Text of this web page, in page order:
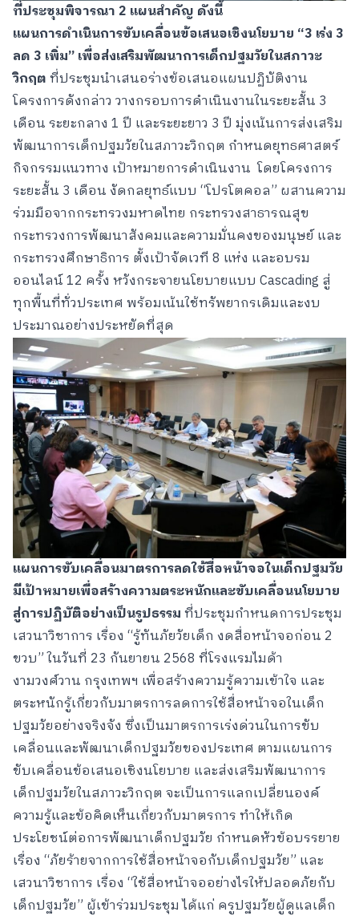
ที่ประชุมพิจารณา 2 แผนสำคัญ ดังนี้
แผนการดำเนินการขับเคลื่อนข้อเสนอเชิงนโยบาย “3 เร่ง 3
ลด 3 เพิ่ม” เพื่อส่งเสริมพัฒนาการเด็กปฐมวัยในสภาวะ
วิกฤตที่ประชุมนำเสนอร่างข้อเสนอแผนปฏิบัติงาน
โครงการดังกล่าว วางกรอบการดำเนินงานในระยะสั้น 3
เดือน ระยะกลาง 1 ปี และระยะยาว 3 ปี มุ่งเน้นการส่งเสริม
พัฒนาการเด็กปฐมวัยในสภาวะวิกฤต กำหนดยุทธศาสตร์
กิจกรรมแนวทาง เป้าหมายการดำเนินงาน โดยโครงการ
ระยะสั้น 3 เดือน งัดกลยุทธ์แบบ “โปรโตคอล” ผสานความ
ร่วมมือจากกระทรวงมหาดไทย กระทรวงสาธารณสุข
กระทรวงการพัฒนาสังคมและความมั่นคงของมนุษย์ และ
กระทรวงศึกษาธิการ ตั้งเป้าจัดเวที 8 แห่ง และอบรม
ออนไลน์ 12 ครั้ง หวังกระจายนโยบายแบบ Cascading สู่
ทุกพื้นที่ทั่วประเทศ พร้อมเน้นใช้ทรัพยากรเดิมและงบ
ประมาณอย่างประหยัดที่สุด
แผนการขับเคลื่อนมาตรการลดใช้สื่อหน้าจอในเด็กปฐมวัย
มีเป้าหมายเพื่อสร้างความตระหนักและขับเคลื่อนนโยบาย
สู่การปฏิบัติอย่างเป็นรูปธรรมที่ประชุมกำหนดการประชุม
เสวนาวิชาการ เรื่อง “รู้ทันภัยวัยเด็ก งดสื่อหน้าจอก่อน 2
ขวบ” ในวันที่ 23 กันยายน 2568 ที่โรงแรมไมด้า
งามวงศ์วาน กรุงเทพฯ เพื่อสร้างความรู้ความเข้าใจ และ
ตระหนักรู้เกี่ยวกับมาตรการลดการใช้สื่อหน้าจอในเด็ก
ปฐมวัยอย่างจริงจัง ซึ่งเป็นมาตรการเร่งด่วนในการขับ
เคลื่อนและพัฒนาเด็กปฐมวัยของประเทศ ตามแผนการ
ขับเคลื่อนข้อเสนอเชิงนโยบาย และส่งเสริมพัฒนาการ
เด็กปฐมวัยในสภาวะวิกฤต จะเป็นการแลกเปลี่ยนองค์
ความรู้และข้อคิดเห็นเกี่ยวกับมาตรการ ทำให้เกิด
ประโยชน์ต่อการพัฒนาเด็กปฐมวัย กำหนดหัวข้อบรรยาย
เรื่อง “ภัยร้ายจากการใช้สื่อหน้าจอกับเด็กปฐมวัย” และ
เสวนาวิชาการ เรื่อง “ใช้สื่อหน้าจออย่างไรให้ปลอดภัยกับ
เด็กปฐมวัย” ผู้เข้าร่วมประชุม ได้แก่ ครูปฐมวัยผู้ดูแลเด็ก